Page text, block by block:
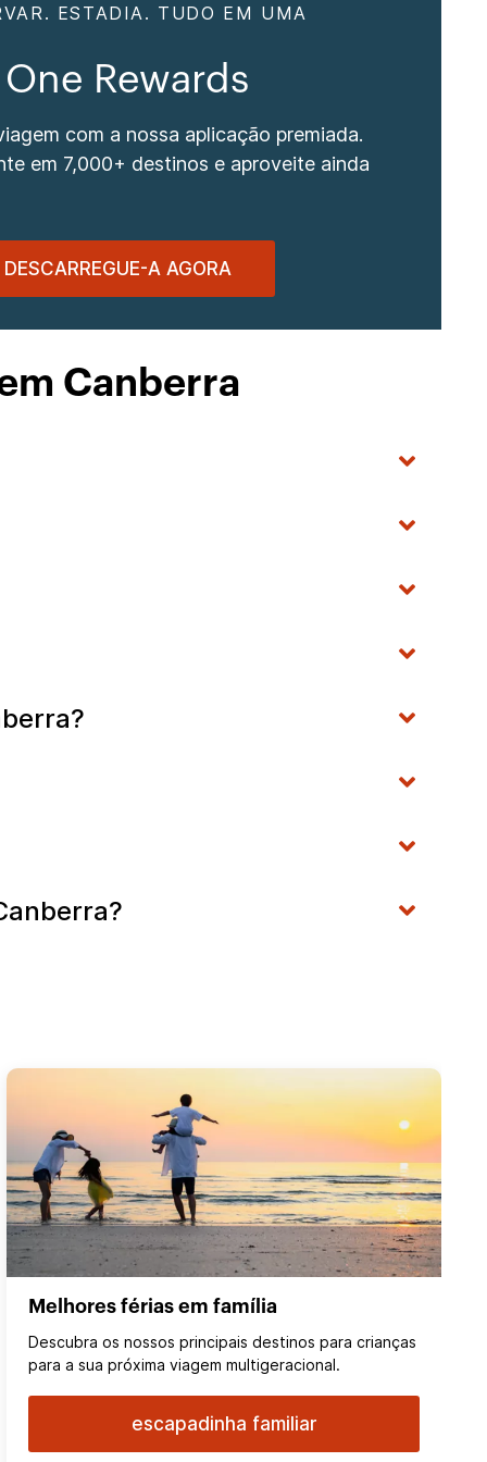
ESTADIA. TUDO EM UMA
Rewards
com a nossa aplicação premiada.
em 7,000+ destinos e aproveite ainda
DESCARREGUE-A AGORA
Canberra
Melhores férias em família
Descubra os nossos principais destinos para crianças
para a sua próxima viagem multigeracional.
escapadinha familiar